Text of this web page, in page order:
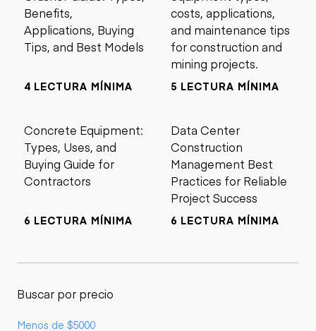
Benefits,
Applications, Buying
Tips, and Best Models
4 LECTURA MÍNIMA
costs, applications,
and maintenance tips
for construction and
mining projects.
5 LECTURA MÍNIMA
Concrete Equipment:
Types, Uses, and
Buying Guide for
Contractors
6 LECTURA MÍNIMA
Data Center
Construction
Management Best
Practices for Reliable
Project Success
6 LECTURA MÍNIMA
Buscar por precio
Menos de $5000